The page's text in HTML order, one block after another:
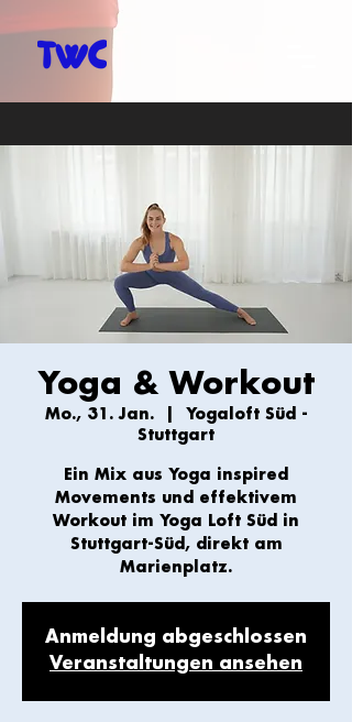
Yoga & Workout
Mo., 31. Jan.
  |
Yogaloft Süd -
Stuttgart
Ein Mix aus Yoga inspired
Movements und effektivem
Workout im Yoga Loft Süd in
Stuttgart-Süd, direkt am
Marienplatz.
Anmeldung abgeschlossen
Veranstaltungen ansehen